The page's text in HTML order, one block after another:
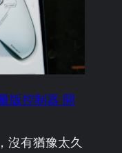
版控制器 開
沒有猶豫太久